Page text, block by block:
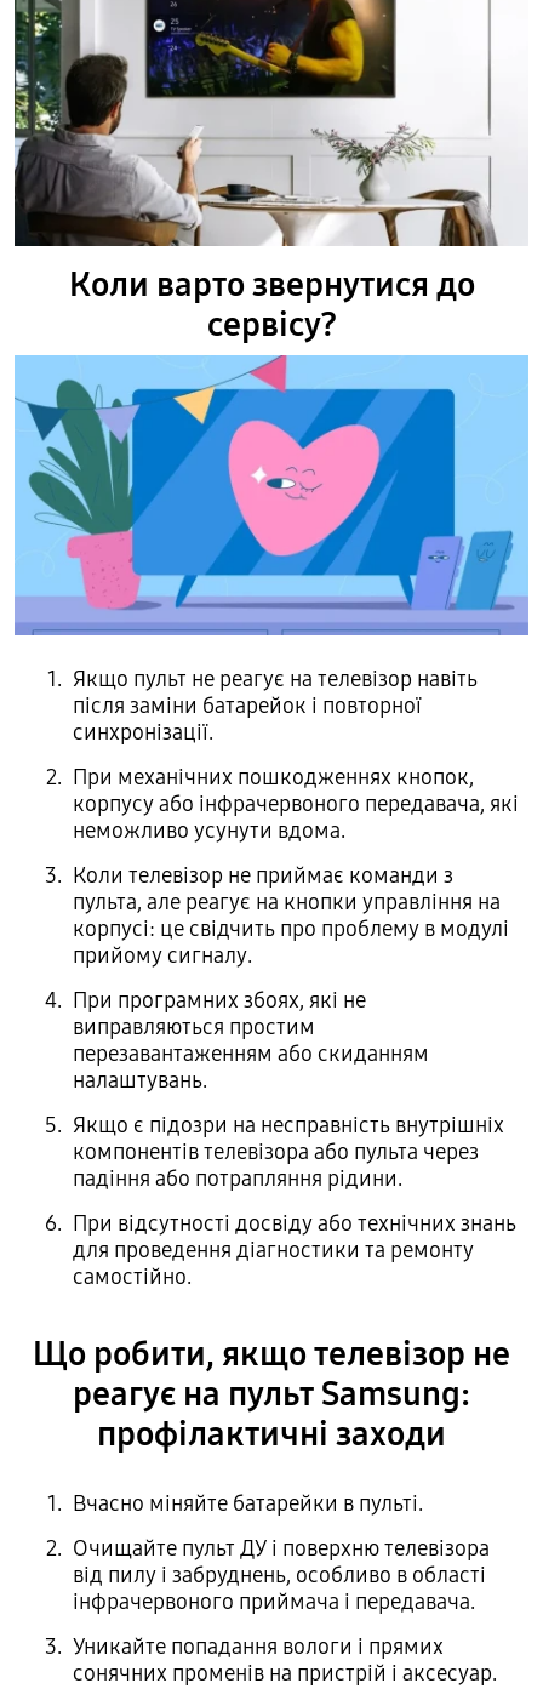
Коли варто звернутися до
сервісу?
Якщо пульт не реагує на телевізор навіть
після заміни батарейок і повторної
синхронізації.
При механічних пошкодженнях кнопок,
корпусу або інфрачервоного передавача, які
неможливо усунути вдома.
Коли телевізор не приймає команди з
пульта, але реагує на кнопки управління на
корпусі: це свідчить про проблему в модулі
прийому сигналу.
При програмних збоях, які не
виправляються простим
перезавантаженням або скиданням
налаштувань.
Якщо є підозри на несправність внутрішніх
компонентів телевізора або пульта через
падіння або потрапляння рідини.
При відсутності досвіду або технічних знань
для проведення діагностики та ремонту
самостійно.
Що робити, якщо телевізор не
реагує на пульт Samsung:
профілактичні заходи
Вчасно міняйте батарейки в пульті.
Очищайте пульт ДУ і поверхню телевізора
від пилу і забруднень, особливо в області
інфрачервоного приймача і передавача.
Уникайте попадання вологи і прямих
сонячних променів на пристрій і аксесуар.